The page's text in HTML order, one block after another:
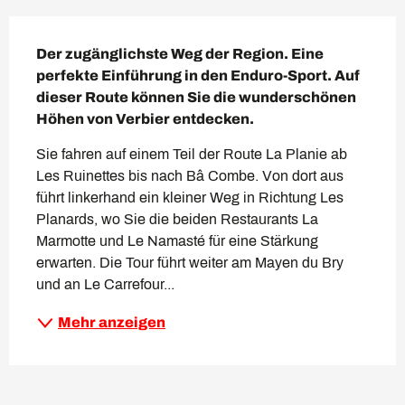
Der zugänglichste Weg der Region. Eine
perfekte Einführung in den Enduro-Sport. Auf
dieser Route können Sie die wunderschönen
Höhen von Verbier entdecken.
Sie fahren auf einem Teil der Route La Planie ab
Les Ruinettes bis nach Bâ Combe. Von dort aus
führt linkerhand ein kleiner Weg in Richtung Les
Planards, wo Sie die beiden Restaurants La
Marmotte und Le Namasté für eine Stärkung
erwarten. Die Tour führt weiter am Mayen du Bry
und an Le Carrefour...
Mehr anzeigen